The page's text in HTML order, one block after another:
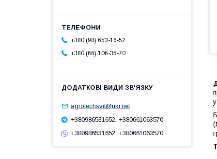
+380 (98) 653-16-52
+380 (66) 106-35-70
agrotechsvit@ukr.net
+380986531652, +380661063570
+380986531652, +380661063570